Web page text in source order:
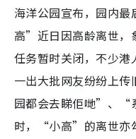
海洋公园宣布，园内
高”近日因高龄离世
任务暂时关闭，不少
一出大批网友纷纷上
园都会去睇佢哋”、“
时，“小高”的离世亦